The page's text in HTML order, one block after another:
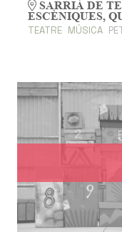
SARRIÀ DE
ESCÈNIQUES,
TEATRE MÚSICA